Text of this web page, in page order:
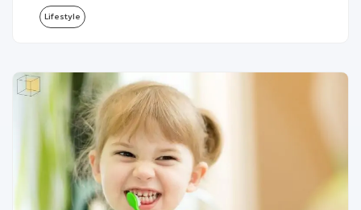
Lifestyle